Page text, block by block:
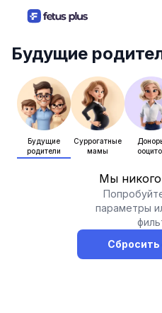
Будущие
Будущие
родители
Суррогатные
мамы
Мы
параметры